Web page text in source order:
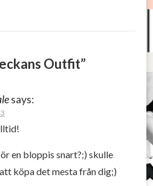
Outfit”
says:
en bloppis snart?;) skulle
köpa det mesta från dig;)